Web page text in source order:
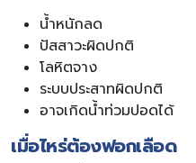
น้ำหนักลด
ปัสสาวะผิดปกติ
โลหิตจาง
ระบบประสาทผิดปกติ
อาจเกิดน้ำท่วมปอดได้
เมื่อไหร่ต้องฟอกเลือด